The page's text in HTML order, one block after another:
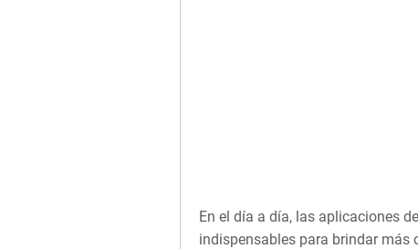
En el día a día, las aplicaciones
indispensables para brindar más